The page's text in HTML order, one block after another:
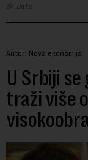
Beta
Autor: Nova ekonomija
U Srbiji
traži više